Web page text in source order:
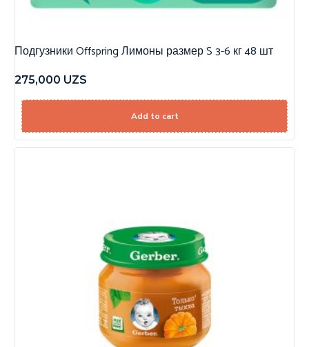
Подгузники Offspring Лимоны размер S 3-6 кг 48 шт
275,000 UZS
Add to cart